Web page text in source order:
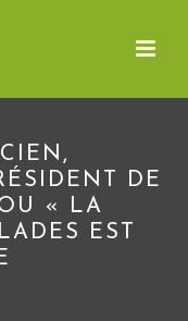
DE
« LA
EST